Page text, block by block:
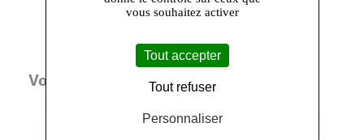
Vous aimerez aussi
vous souhaitez activer
Tout accepter
Tout refuser
Personnaliser